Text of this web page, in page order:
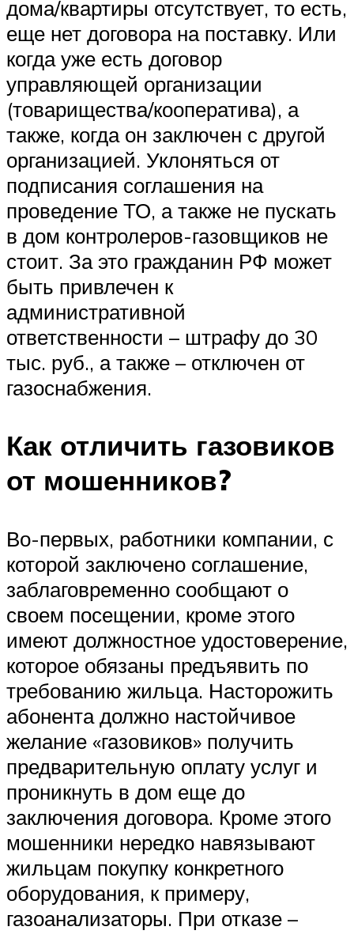
дома/квартиры отсутствует, то есть,
еще нет договора на поставку. Или
когда уже есть договор
управляющей организации
(товарищества/кооператива), а
также, когда он заключен с другой
организацией. Уклоняться от
подписания соглашения на
проведение ТО, а также не пускать
в дом контролеров-газовщиков не
стоит. За это гражданин РФ может
быть привлечен к
административной
ответственности – штрафу до 30
тыс. руб., а также – отключен от
газоснабжения.
Как отличить газовиков
от мошенников?
Во-первых, работники компании, с
которой заключено соглашение,
заблаговременно сообщают о
своем посещении, кроме этого
имеют должностное удостоверение,
которое обязаны предъявить по
требованию жильца. Насторожить
абонента должно настойчивое
желание «газовиков» получить
предварительную оплату услуг и
проникнуть в дом еще до
заключения договора. Кроме этого
мошенники нередко навязывают
жильцам покупку конкретного
оборудования, к примеру,
газоанализаторы. При отказе –